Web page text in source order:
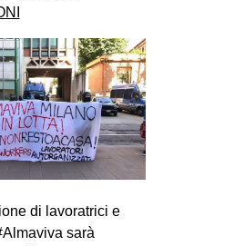
LAMBRETTA
MSM
TSUNAMI
ZAM
MILANO
SPAZI
POPOLARE
di lavoratrici e
sarà